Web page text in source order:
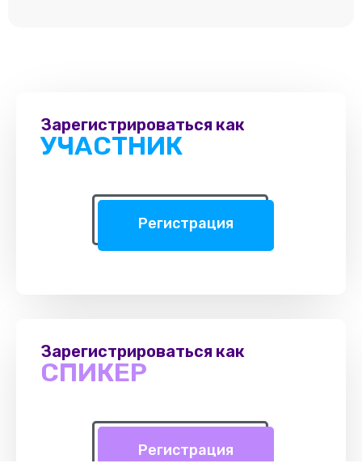
Зарегистрироваться как
УЧАСТНИК
Регистрация
Зарегистрироваться как
СПИКЕР
Регистрация